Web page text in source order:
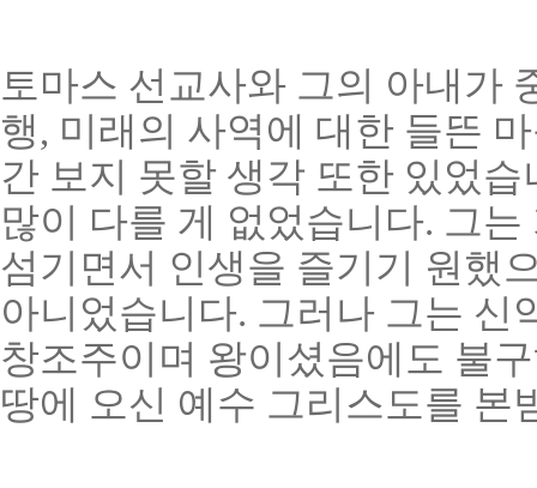
토마스 선교사와 그의 아내가
행, 미래의 사역에 대한 들뜬
간 보지 못할 생각 또한 있었
많이 다를 게 없었습니다. 그
섬기면서 인생을 즐기기 원했
아니었습니다. 그러나 그는 신
창조주이며 왕이셨음에도 불
땅에 오신 예수 그리스도를 본